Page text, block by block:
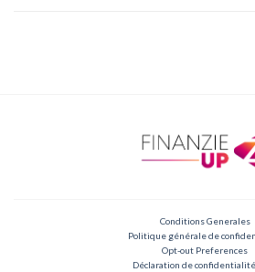
Conditions Generales
Politique générale de
Opt-out Preferences
Déclaration de